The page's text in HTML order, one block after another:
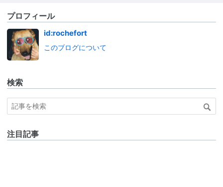
プロフィール
id:rochefort
このブログについて
検索
注目記事